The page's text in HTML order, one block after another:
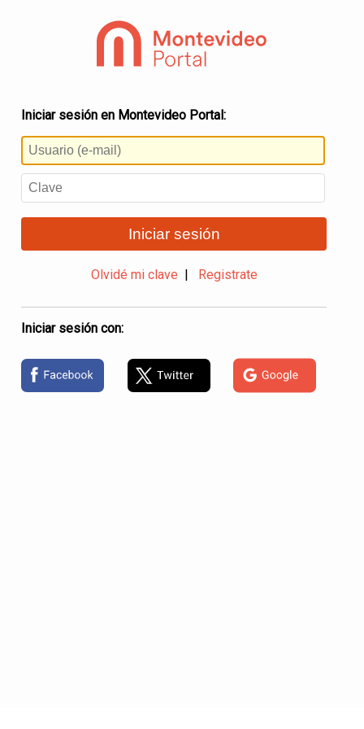
Iniciar sesión en Montevideo Portal:
Iniciar sesión
Olvidé mi clave Registrate
Iniciar sesión con: